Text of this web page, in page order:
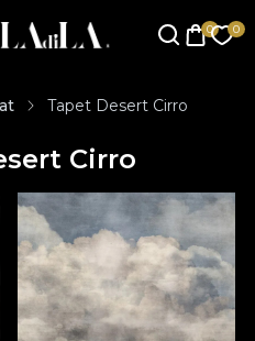
Tapet Desert Cirro
Cirro